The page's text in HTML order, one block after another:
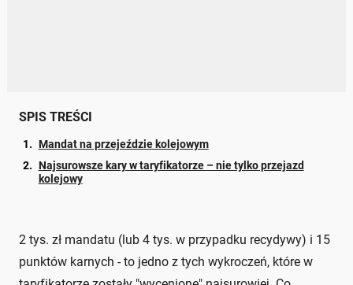
SPIS TREŚCI
Mandat na przejeździe kolejowym
Najsurowsze kary w taryfikatorze – nie tylko przejazd
kolejowy
2 tys. zł mandatu (lub 4 tys. w przypadku recydywy) i 15
punktów karnych - to jedno z tych wykroczeń, które w